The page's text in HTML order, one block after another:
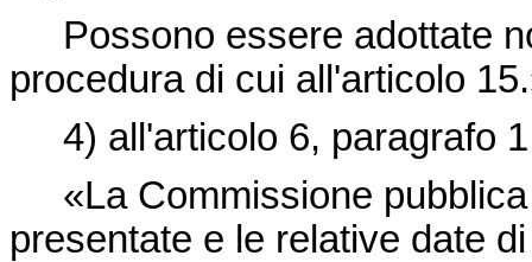
Possono essere adottate
procedura di cui all'articolo
4) all'articolo 6, paragrafo
«La Commissione
presentate e le relative date